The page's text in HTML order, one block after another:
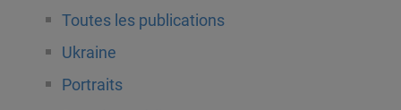
Toutes les publications
Ukraine
Portraits